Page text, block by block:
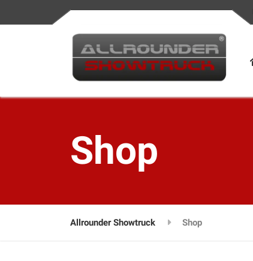
Shop
Allrounder Showtruck Shop